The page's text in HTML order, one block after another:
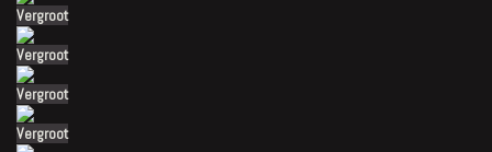
Vergroot
Vergroot
Vergroot
Vergroot